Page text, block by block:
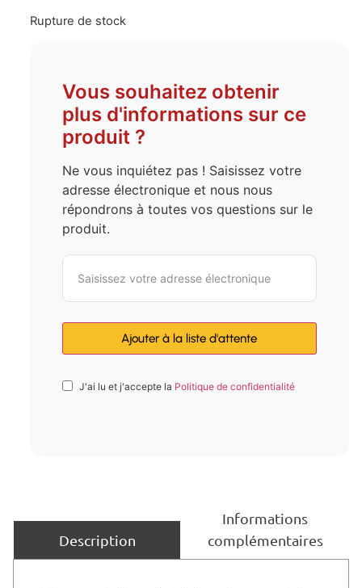
Rupture de stock
Vous souhaitez obtenir
plus d'informations sur ce
produit ?
Ne vous inquiétez pas ! Saisissez votre
adresse électronique et nous nous
répondrons à toutes vos questions sur le
produit.
J'ai lu et j'accepte la Politique de confidentialité
Description
Informations
complémentaires